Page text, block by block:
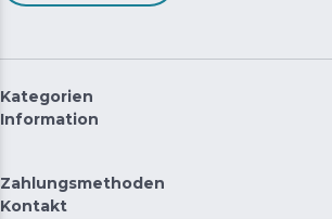
Kategorien
Information
Zahlungsmethoden
Kontakt